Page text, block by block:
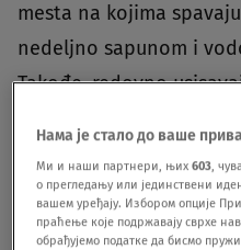
mesta na kojima
nedeljno sapunom i
Takođe, redovno
Mokra odeća
Нама је стало до ваше
Ми и наши партнери, њих603,
о прегледању или јединствени
вашем уређају. Избором опције
праћење које подржавају сврхе
обрађујемо податке да бисмо